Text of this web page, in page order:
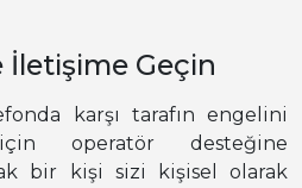
Geçin
karşı tarafın engelini
operatör desteğine
bir kişi sizi kişisel olarak